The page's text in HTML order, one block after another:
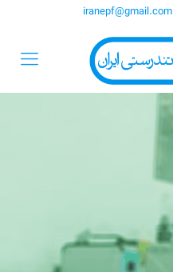
iranepf@gmail.com